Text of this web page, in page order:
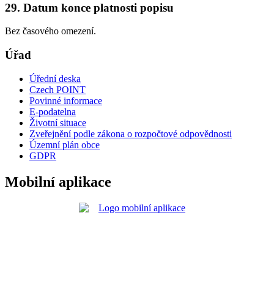
29. Datum konce platnosti popisu
Bez časového omezení.
Úřad
Úřední deska
Czech POINT
Povinné informace
E-podatelna
Životní situace
Zveřejnění podle zákona o rozpočtové odpovědnosti
Územní plán obce
GDPR
Mobilní aplikace